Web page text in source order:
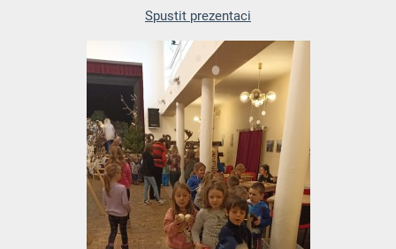
Spustit prezentaci